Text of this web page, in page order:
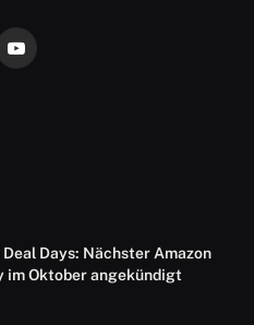
YouTube
Days: Nächster Amazon
im Oktober angekündigt